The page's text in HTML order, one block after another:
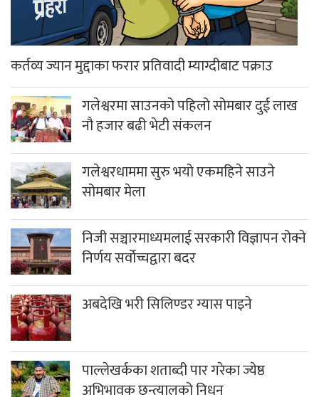
कर्तव्य ज्यान मुद्दाका फरार प्रतिवादी म्याग्दीबाट पक्राउ
गलेश्वरमा साउनको पहिलो सोमबार दुई लाख
नौ हजार बढी भेटी संकलन
गलेश्वरधाममा सुरु भयो एकमहिने साउने
सोमबार मेला
निजी सञ्चारमाध्यमलाई सरकारी विज्ञापन रोक्ने
निर्णय सर्वोच्चद्वारा बदर
अबदेखि भरी सिलिण्डर ग्यास पाइने
पाल्लेखर्कका शताब्दी पार गरेका ज्येष्ठ
अभिभावक छन्त्यालको निधन